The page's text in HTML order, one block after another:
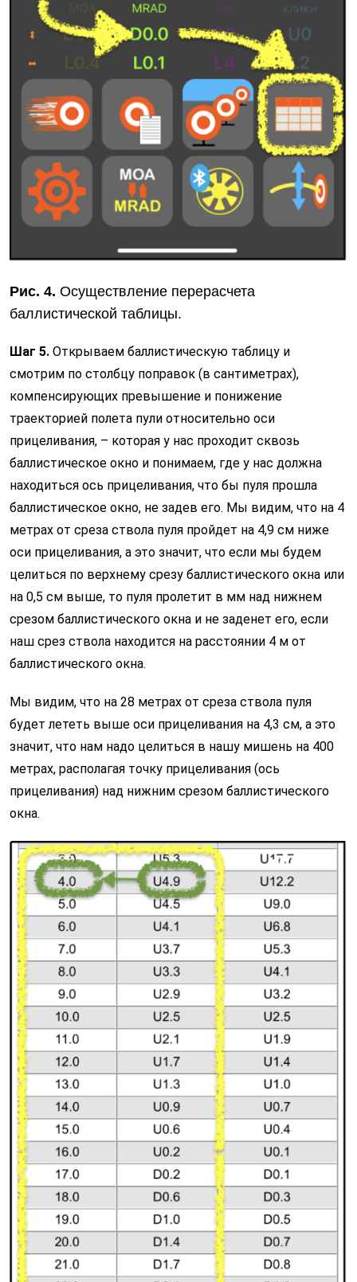
Рис. 4. Осуществление перерасчета
баллистической таблицы.
Шаг 5. Открываем баллистическую таблицу и
смотрим по столбцу поправок (в сантиметрах),
компенсирующих превышение и понижение
траекторией полета пули относительно оси
прицеливания, – которая у нас проходит сквозь
баллистическое окно и понимаем, где у нас должна
находиться ось прицеливания, что бы пуля прошла
баллистическое окно, не задев его. Мы видим, что на 4
метрах от среза ствола пуля пройдет на 4,9 см ниже
оси прицеливания, а это значит, что если мы будем
целиться по верхнему срезу баллистического окна или
на 0,5 см выше, то пуля пролетит в мм над нижнем
срезом баллистического окна и не заденет его, если
наш срез ствола находится на расстоянии 4 м от
баллистического окна.
Мы видим, что на 28 метрах от среза ствола пуля
будет лететь выше оси прицеливания на 4,3 см, а это
значит, что нам надо целиться в нашу мишень на 400
метрах, располагая точку прицеливания (ось
прицеливания) над нижним срезом баллистического
окна.